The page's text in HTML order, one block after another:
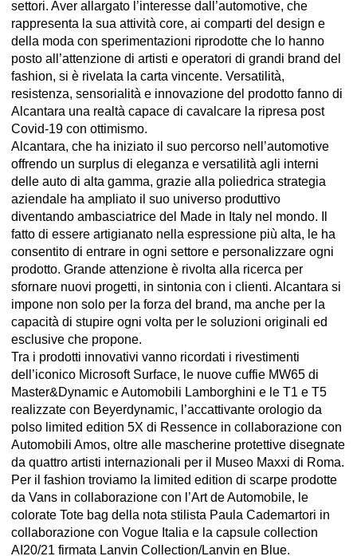
settori. Aver allargato l’interesse dall’automotive, che
rappresenta la sua attività core, ai comparti del design e
della moda con sperimentazioni riprodotte che lo hanno
posto all’attenzione di artisti e operatori di grandi brand del
fashion, si è rivelata la carta vincente. Versatilità,
resistenza, sensorialità e innovazione del prodotto fanno di
Alcantara una realtà capace di cavalcare la ripresa post
Covid-19 con ottimismo.
Alcantara, che ha iniziato il suo percorso nell’automotive
offrendo un surplus di eleganza e versatilità agli interni
delle auto di alta gamma, grazie alla poliedrica strategia
aziendale ha ampliato il suo universo produttivo
diventando ambasciatrice del Made in Italy nel mondo. Il
fatto di essere artigianato nella espressione più alta, le ha
consentito di entrare in ogni settore e personalizzare ogni
prodotto. Grande attenzione è rivolta alla ricerca per
sfornare nuovi progetti, in sintonia con i clienti. Alcantara si
impone non solo per la forza del brand, ma anche per la
capacità di stupire ogni volta per le soluzioni originali ed
esclusive che propone.
Tra i prodotti innovativi vanno ricordati i rivestimenti
dell’iconico Microsoft Surface, le nuove cuffie MW65 di
Master&Dynamic e Automobili Lamborghini e le T1 e T5
realizzate con Beyerdynamic, l’accattivante orologio da
polso limited edition 5X di Ressence in collaborazione con
Automobili Amos, oltre alle mascherine protettive disegnate
da quattro artisti internazionali per il Museo Maxxi di Roma.
Per il fashion troviamo la limited edition di scarpe prodotte
da Vans in collaborazione con l’Art de Automobile, le
colorate Tote bag della nota stilista Paula Cademartori in
collaborazione con Vogue Italia e la capsule collection
AI20/21 firmata Lanvin Collection/Lanvin en Blue.